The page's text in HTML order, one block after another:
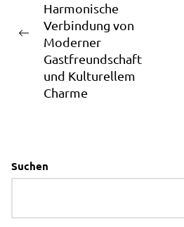
Previous
post:
Harmonische
Verbindung von
Moderner
Gastfreundschaft
und Kulturellem
Charme
Suchen